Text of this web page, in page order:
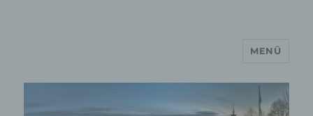
MP Mario Porten Beratung
Training Coaching
MENÜ